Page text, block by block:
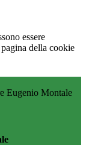
essere
della cookie
Eugenio Montale